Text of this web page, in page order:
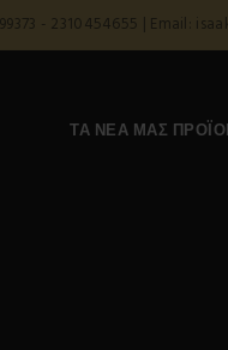
- 2310454655 | Email:
ΤΑ ΝΈΑ ΜΑΣ